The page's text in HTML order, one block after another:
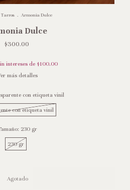
Tarros . Armoni­a Dulce
Dulce
$300.00
intereses de $100.00
más detalles
con etiqueta vinil
con etiqueta vinil
230 gr
230 gr